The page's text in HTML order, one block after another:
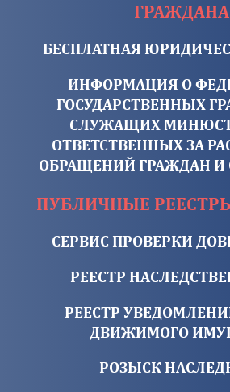
БЕСПЛАТНАЯ
ИНФОРМАЦИЯ О
ГОСУДАРСТВЕННЫХ
СЛУЖАЩИХ
ОТВЕТСТВЕННЫХ ЗА
ОБРАЩЕНИЙ ГРАЖДАН И
ПУБЛИЧНЫЕ
СЕРВИС ПРОВЕРКИ
РЕЕСТР
РЕЕСТР
ДВИЖИМОГО
РОЗЫСК